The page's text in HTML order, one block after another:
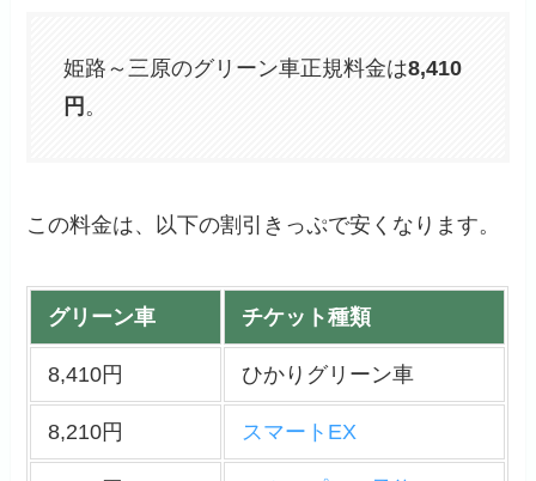
姫路～三原のグリーン車正規料金は8,410
円 。
この料金は、以下の割引きっぷで安くなります。
グリーン車 チケット種類
8,410円 ひかりグリーン車
8,210円 スマートEX